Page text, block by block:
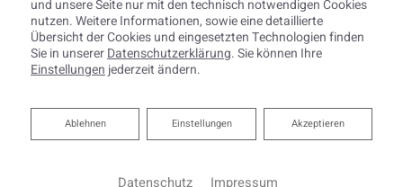
und unsere Seite nur mit den technisch notwendigen Cookies
nutzen. Weitere Informationen, sowie eine detaillierte
Übersicht der Cookies und eingesetzten Technologien finden
Sie in unsererDatenschutzerklärung. Sie können Ihre
Einstellungen jederzeit ändern.
Akzeptieren
Einstellungen
Ablehnen
Ablehnen
Datenschutz Impressum